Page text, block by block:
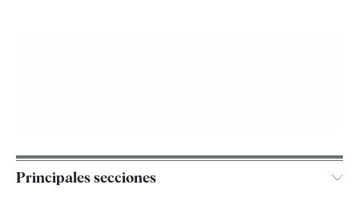
Principales secciones